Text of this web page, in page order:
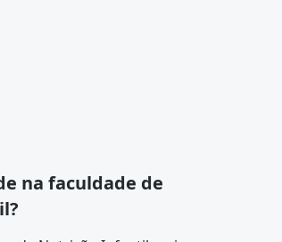
na faculdade de